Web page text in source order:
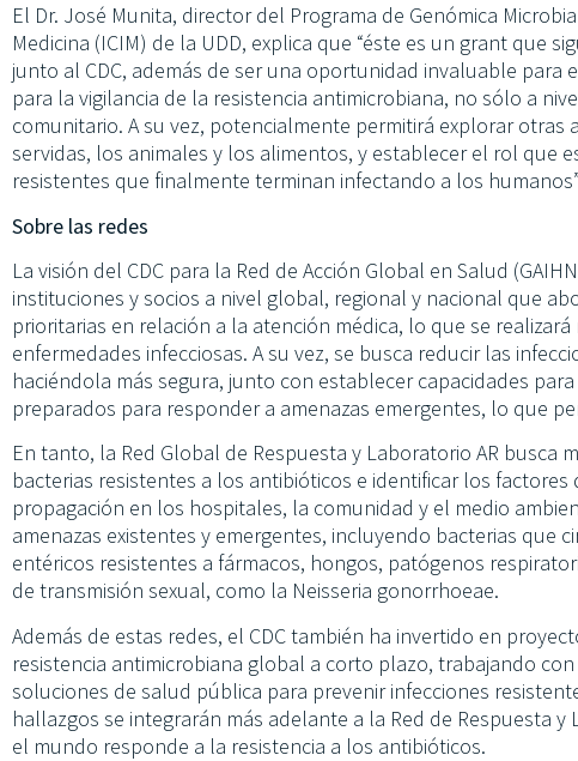
El Dr. José Munita, director del Programa de Genómica
Medicina (ICIM) de la UDD, explica que “éste es un grant que
junto al CDC, además de ser una oportunidad invaluable para
para la vigilancia de la resistencia antimicrobiana, no sólo a
comunitario. A su vez, potencialmente permitirá explorar otras
servidas, los animales y los alimentos, y establecer el rol que
resistentes que finalmente terminan infectando a los
Sobre las redes
La visión del CDC para la Red de Acción Global en Salud
instituciones y socios a nivel global, regional y nacional que
prioritarias en relación a la atención médica, lo que se
enfermedades infecciosas. A su vez, se busca reducir las
haciéndola más segura, junto con establecer capacidades
preparados para responder a amenazas emergentes, lo que
En tanto, la Red Global de Respuesta y Laboratorio AR busca
bacterias resistentes a los antibióticos e identificar los
propagación en los hospitales, la comunidad y el medio
amenazas existentes y emergentes, incluyendo bacterias que
entéricos resistentes a fármacos, hongos, patógenos
de transmisión sexual, como la Neisseria gonorrhoeae.
Además de estas redes, el CDC también ha invertido en
resistencia antimicrobiana global a corto plazo, trabajando
soluciones de salud pública para prevenir infecciones
hallazgos se integrarán más adelante a la Red de Respuesta
el mundo responde a la resistencia a los antibióticos.